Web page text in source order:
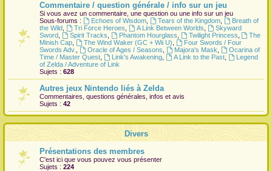
Commentaire / question générale / info sur un jeu
Si vous avez un commentaire, une question ou une info sur un jeu
Sous-forums :
Echoes of Wisdom, Tears of the Kingdom,
Breath of
the Wild
Tri Force Heroes A Link Between Worlds
Skyward
Sword
Spirit Tracks Phantom Hourglass Twilight Princess
The
Minish Cap
The Wind Waker (GC + Wii U)
Four Swords / Four
Swords Adv.
Oracle of Ages / Seasons Majora's Mask
Ocarina of
Time / Master Quest
Link's Awakening, A Link to the Past,
Legend
of Zelda / Adventure of Link
Sujets : 628
Autres jeux Nintendo liés à Zelda
Commentaires, questions générales, infos et avis
Sujets : 42
Divers
Présentations des membres
C'est ici que vous pouvez vous présenter
Sujets : 224